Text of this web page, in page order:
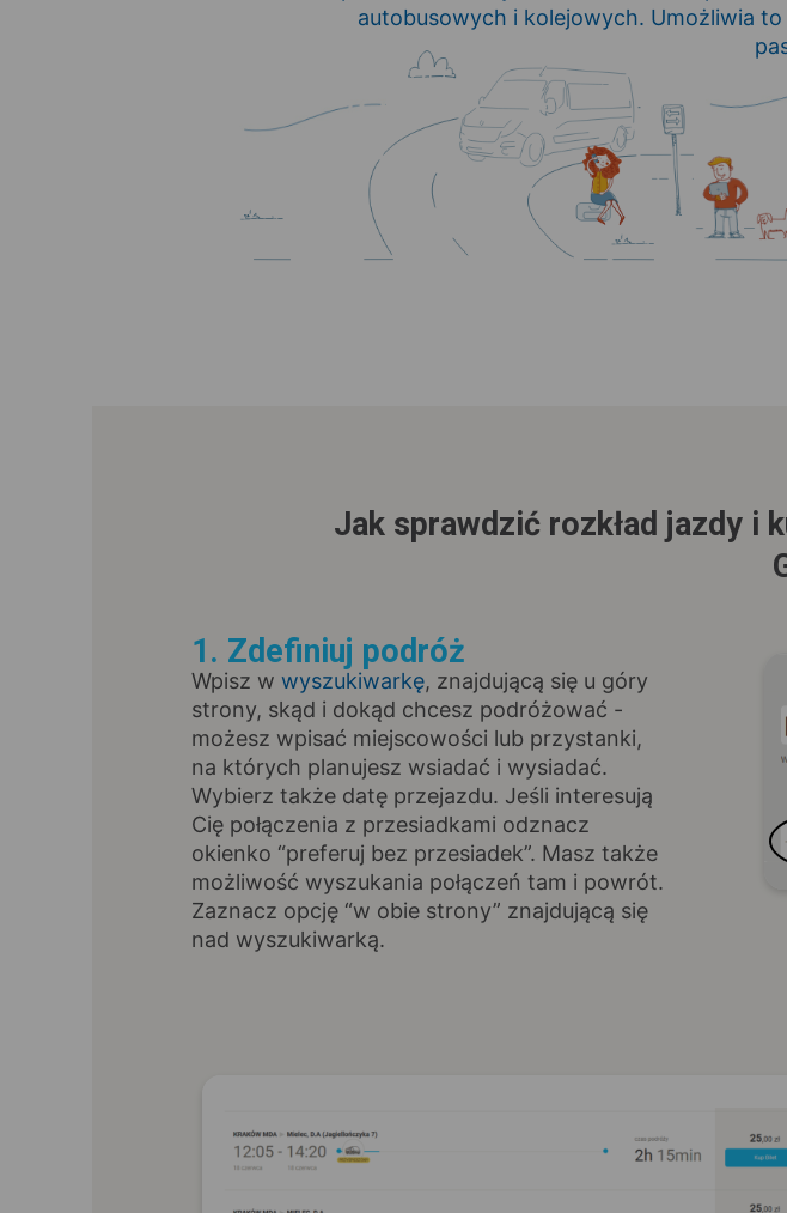
autobusowych i kolejowych. Umożliwia
Jak sprawdzić rozkład jazdy i
1. Zdefiniuj podróż
Wpisz w wyszukiwarkę, znajdującą się u góry
strony, skąd i dokąd chcesz podróżować -
możesz wpisać miejscowości lub przystanki,
na których planujesz wsiadać i wysiadać.
Wybierz także datę przejazdu. Jeśli interesują
Cię połączenia z przesiadkami odznacz
okienko “preferuj bez przesiadek”. Masz także
możliwość wyszukania połączeń tam i powrót.
Zaznacz opcję “w obie strony” znajdującą się
nad wyszukiwarką.